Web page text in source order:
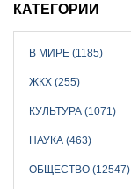
КАТЕГОРИИ
В МИРЕ (1185)
ЖКХ (255)
КУЛЬТУРА (1071)
НАУКА (463)
ОБЩЕСТВО (12547)